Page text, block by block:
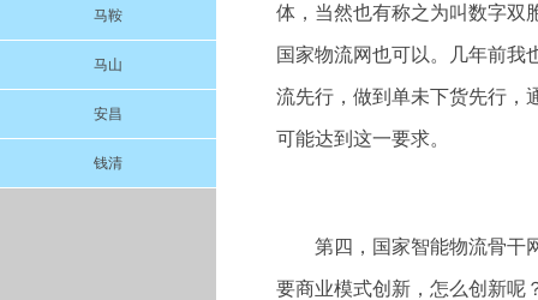
马鞍
马山
安昌
钱清
体，当然也有称之为叫数字双
国家物流网也可以。几年前我
流先行，做到单未下货先行，
可能达到这一要求。
第四，国家智能物流骨干
要商业模式创新，怎么创新呢